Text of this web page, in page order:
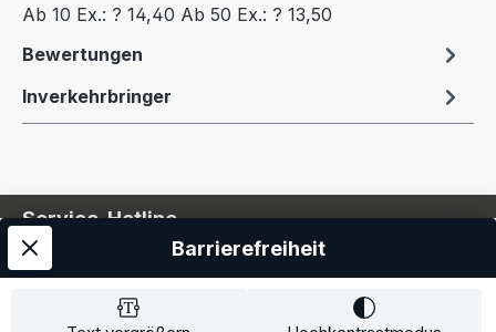
Ab 10 Ex.: ? 14,40 Ab 50 Ex.: ? 13,50
Bewertungen
Inverkehrbringer
Service-Hotline
Service
Information
Barrierefreiheit